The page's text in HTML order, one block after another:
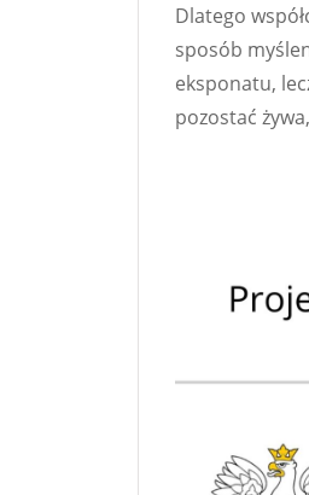
Dlatego
sposób
eksponatu,
pozostać